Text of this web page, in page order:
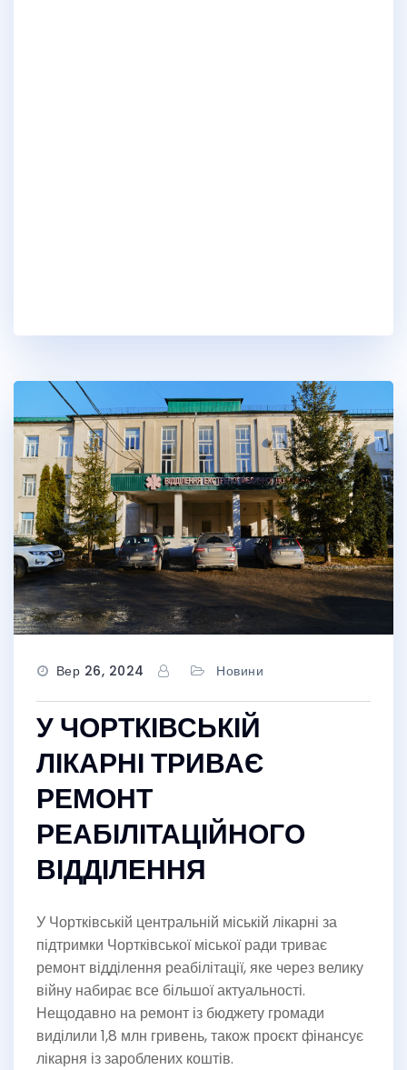
Вер 26, 2024 Новини
У ЧОРТКІВСЬКІЙ
ЛІКАРНІ ТРИВАЄ
РЕМОНТ
РЕАБІЛІТАЦІЙНОГО
ВІДДІЛЕННЯ
У Чортківській центральній міській лікарні за
підтримки Чортківської міської ради триває
ремонт відділення реабілітації, яке через велику
війну набирає все більшої актуальності.
Нещодавно на ремонт із бюджету громади
виділили 1,8 млн гривень, також проєкт фінансує
лікарня із зароблених коштів.